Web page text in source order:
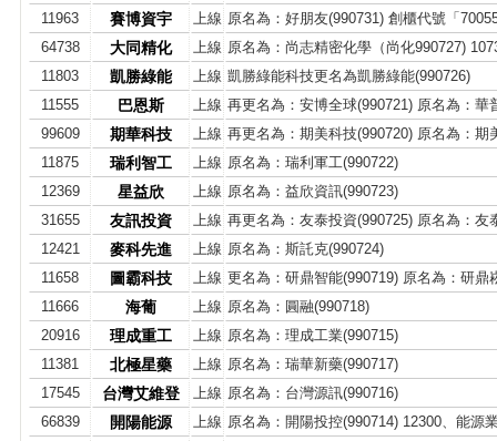
11963
賽博資宇 上線 原名為：好朋友(990731) 創櫃代號「
64738
大同精化 上線 原名為：尚志精密化學（尚化990727)
11803
凱勝綠能 上線 凱勝綠能科技更名為凱勝綠能(990726)
11555
巴恩斯 上線 再更名為：安博全球(990721) 原名為：華
99609
期華科技 上線 再更名為：期美科技(990720) 原名為：期
11875
瑞利智工 上線 原名為：瑞利軍工(990722)
12369
星益欣 上線 原名為：益欣資訊(990723)
31655
友訊投資 上線 再更名為：友泰投資(990725) 原名為：友
12421
麥科先進 上線 原名為：斯託克(990724)
11658
圖霸科技 上線 更名為：研鼎智能(990719) 原名為：研鼎
11666
海葡 上線 原名為：圓融(990718)
20916
理成重工 上線 原名為：理成工業(990715)
11381
北極星藥 上線 原名為：瑞華新藥(990717)
17545
台灣艾維登 上線 原名為：台灣源訊(990716)
66839
開陽能源 上線 原名為：開陽投控(990714) 12300、能源